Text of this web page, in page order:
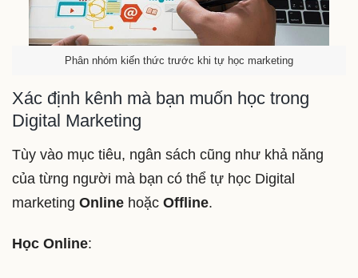
Phân nhóm kiến thức trước khi tự học marketing
Xác định kênh mà bạn muốn học trong
Digital Marketing
Tùy vào mục tiêu, ngân sách cũng như khả năng
của từng người mà bạn có thể tự học Digital
marketing Online hoặc Offline.
Học Online: